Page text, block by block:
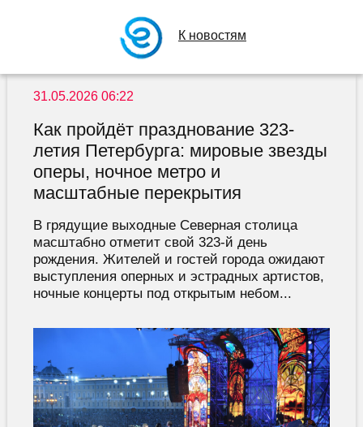
К новостям
31.05.2026 06:22
Как пройдёт празднование 323-
летия Петербурга: мировые звезды
оперы, ночное метро и
масштабные перекрытия
В грядущие выходные Северная столица
масштабно отметит свой 323-й день
рождения. Жителей и гостей города ожидают
выступления оперных и эстрадных артистов,
ночные концерты под открытым небом...